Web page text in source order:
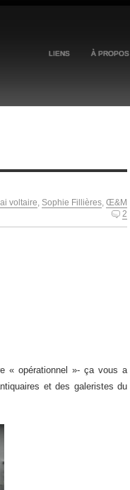
LIENS À PROPOS
voltaire, Sophie Fillières, Œ&M
2
« opérationnel »- ça vous a
et des galeristes du